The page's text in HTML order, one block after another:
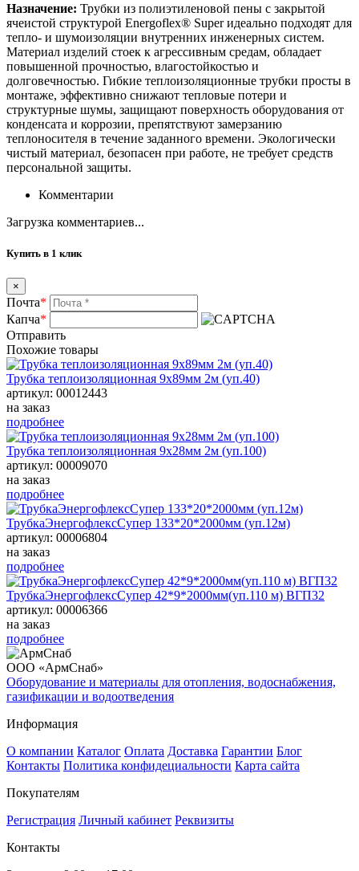
Назначение: Трубки из полиэтиленовой пены с закрытой
ячеистой структурой Energoflex® Super идеально подходят для
тепло- и шумоизоляции внутренних инженерных систем.
Материал изделий стоек к агрессивным средам, обладает
повышенной прочностью, влагостойкостью и
долговечностью. Гибкие теплоизоляционные трубки просты в
монтаже, эффективно снижают тепловые потери и
структурные шумы, защищают поверхность оборудования от
конденсата и коррозии, препятствуют замерзанию
теплоносителя в течение заданного времени. Экологически
чистый материал, безопасен при работе, не требует средств
персональной защиты.
Комментарии
Загрузка комментариев...
Купить в 1 клик
×
Почта*
Капча*
Отправить
Похожие товары
Трубка теплоизоляционная 9х89мм 2м (уп.40)
артикул: 00012443
на заказ
подробнее
Трубка теплоизоляционная 9х28мм 2м (уп.100)
артикул: 00009070
на заказ
подробнее
ТрубкаЭнергофлексСупер 133*20*2000мм (уп.12м)
артикул: 00006804
на заказ
подробнее
ТрубкаЭнергофлексСупер 42*9*2000мм(уп.110 м) ВГП32
артикул: 00006366
на заказ
подробнее
ООО «АрмСнаб»
Оборудование и материалы для отопления, водоснабжения,
газификации и водоотведения
Информация
О компании Каталог Оплата Доставка Гарантии Блог
Контакты Политика конфидециальности Карта сайта
Покупателям
Регистрация Личный кабинет Реквизиты
Контакты